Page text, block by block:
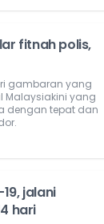
fitnah polis,
gambaran yang
Malaysiakini yang
dengan tepat dan
jalani
hari